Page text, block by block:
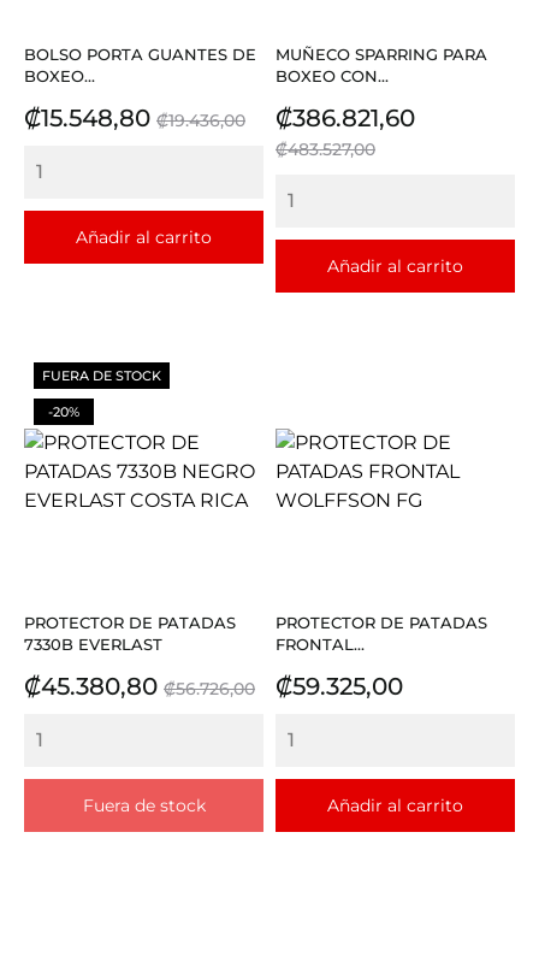
BOLSO PORTA GUANTES DE
BOXEO...
Precio
₡15.548,80 Precio
₡19.436,00
Añadir al carrito
MUÑECO SPARRING PARA
BOXEO CON...
Precio
₡386.821,60Precio
₡483.527,00
Añadir al carrito
PROTECTOR DE PATADAS
7330B EVERLAST
Precio
₡45.380,80 Precio
₡56.726,00
Fuera de stock
FUERA DE STOCK
-20%
PROTECTOR DE PATADAS
FRONTAL...
Precio
₡59.325,00
Añadir al carrito